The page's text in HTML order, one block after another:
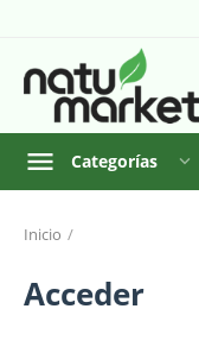
Categorías
Inicio /
Acceder